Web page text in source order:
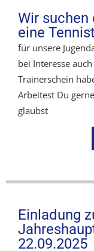
Wir suchen
eine
für unsere
bei Interesse
Trainerschein
Arbeitest Du
glaubst
Einladung
22.09.2025